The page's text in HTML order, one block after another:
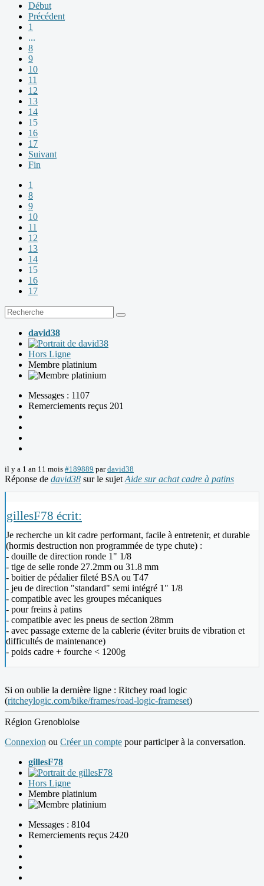
Début
Précédent
1
...
8
9
10
11
12
13
14
15
16
17
Suivant
Fin
1
8
9
10
11
12
13
14
15
16
17
david38
Hors Ligne
Membre platinium
Messages : 1107
Remerciements reçus 201
il y a 1 an 11 mois #189889 pardavid38
Réponse de david38 sur le sujet Aide sur achat cadre à patins
gillesF78 écrit:
Je recherche un kit cadre performant, facile à entretenir, et durable
(hormis destruction non programmée de type chute) :
- douille de direction ronde 1" 1/8
- tige de selle ronde 27.2mm ou 31.8 mm
- boitier de pédalier fileté BSA ou T47
- jeu de direction "standard" semi intégré 1" 1/8
- compatible avec les groupes mécaniques
- pour freins à patins
- compatible avec les pneus de section 28mm
- avec passage externe de la cablerie (éviter bruits de vibration et
difficultés de maintenance)
- poids cadre + fourche < 1200g
Si on oublie la dernière ligne : Ritchey road logic
(ritcheylogic.com/bike/frames/road-logic-frameset)
Région Grenobloise
Connexion ou Créer un compte pour participer à la conversation.
gillesF78
Hors Ligne
Membre platinium
Messages : 8104
Remerciements reçus 2420